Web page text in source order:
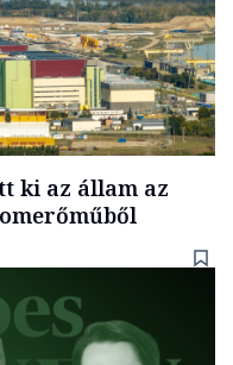
ki az állam az